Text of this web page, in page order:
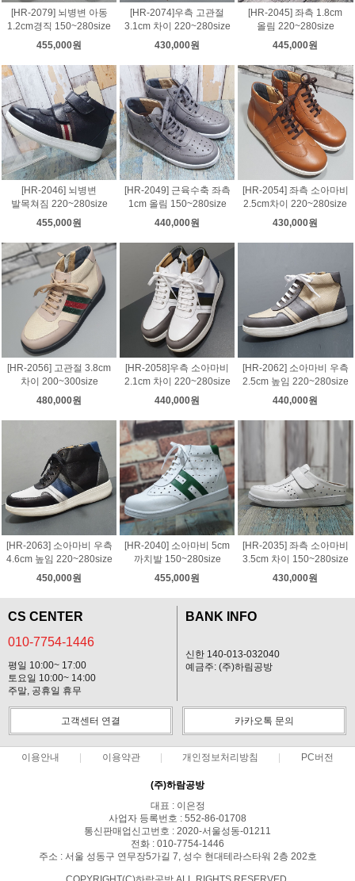
[HR-2079] 뇌병변 아동
1.2cm경직 150~280size
455,000원
[HR-2074]우측 고관절
3.1cm 차이 220~280size
430,000원
[HR-2045] 좌측 1.8cm
올림 220~280size
445,000원
[HR-2046] 뇌병변
발목쳐짐 220~280size
455,000원
[HR-2049] 근육수축 좌측
1cm 올림 150~280size
440,000원
[HR-2054] 좌측 소아마비
2.5cm차이 220~280size
430,000원
[HR-2056] 고관절 3.8cm
차이 200~300size
480,000원
[HR-2058]우측 소아마비
2.1cm 차이 220~280size
440,000원
[HR-2062] 소아마비 우측
2.5cm 높임 220~280size
440,000원
[HR-2063] 소아마비 우측
4.6cm 높임 220~280size
450,000원
[HR-2040] 소아마비 5cm
까치발 150~280size
455,000원
[HR-2035] 좌측 소아마비
3.5cm 차이 150~280size
430,000원
CS CENTER
010-7754-1446
평일 10:00~ 17:00
토요일 10:00~ 14:00
주말, 공휴일 휴무
BANK INFO
신한 140-013-032040
예금주: (주)하림공방
고객센터 연결 카카오톡 문의
이용안내 이용약관 개인정보처리방침 PC버전
(주)하람공방
대표 : 이은정
사업자 등록번호 : 552-86-01708
통신판매업신고번호 : 2020-서울성동-01211
전화 : 010-7754-1446
주소 : 서울 성동구 연무장5가길 7, 성수 현대테라스타워 2층 202호